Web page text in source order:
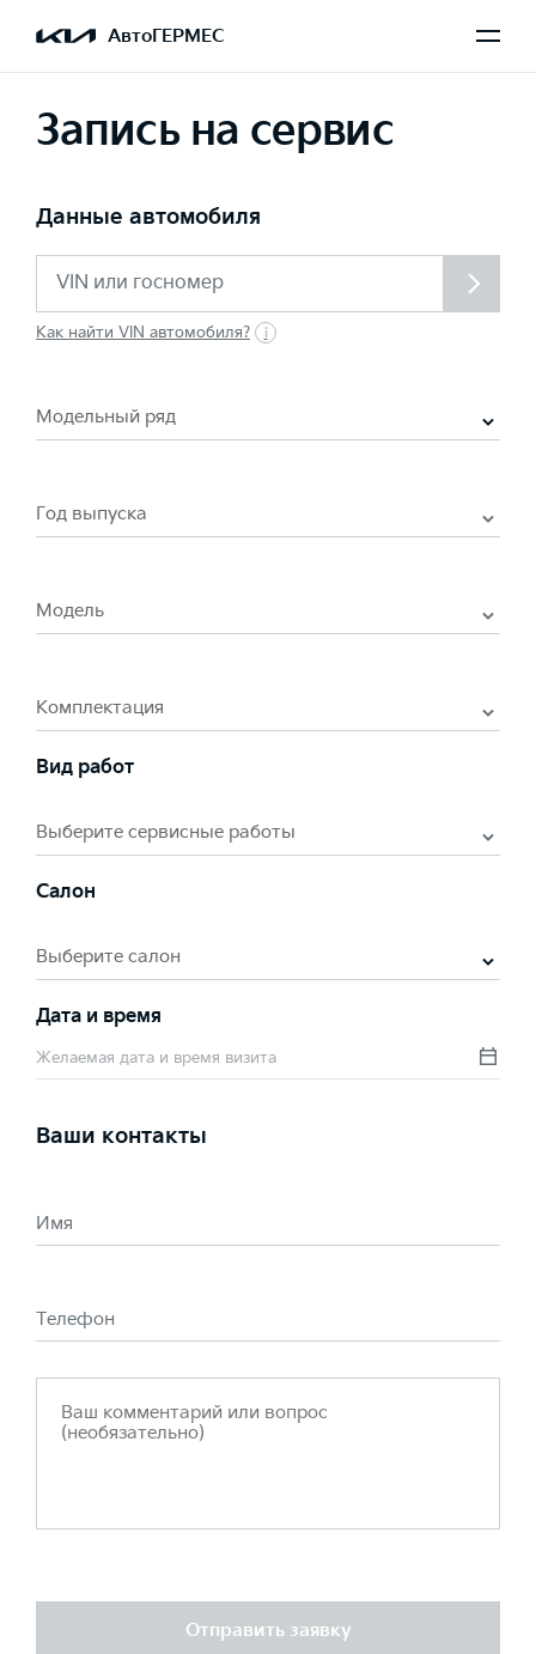
АвтоГЕРМЕС
Запись на сервис
Данные автомобиля
Как найти VIN автомобиля?
Модельный ряд
Год выпуска
Модель
Комплектация
Вид работ
Выберите сервисные работы
Салон
Выберите салон
Дата и время
Желаемая дата и время визита
Ваши контакты
Имя
Телефон
Отправить заявку